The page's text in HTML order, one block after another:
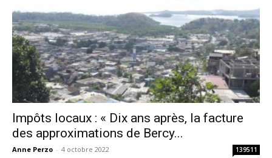
Impôts locaux : « Dix ans après, la facture
des approximations de Bercy...
Anne Perzo - 4 octobre 2022 139511